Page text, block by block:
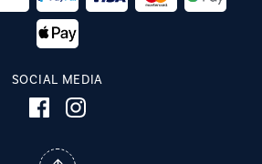
SOCIAL MEDIA